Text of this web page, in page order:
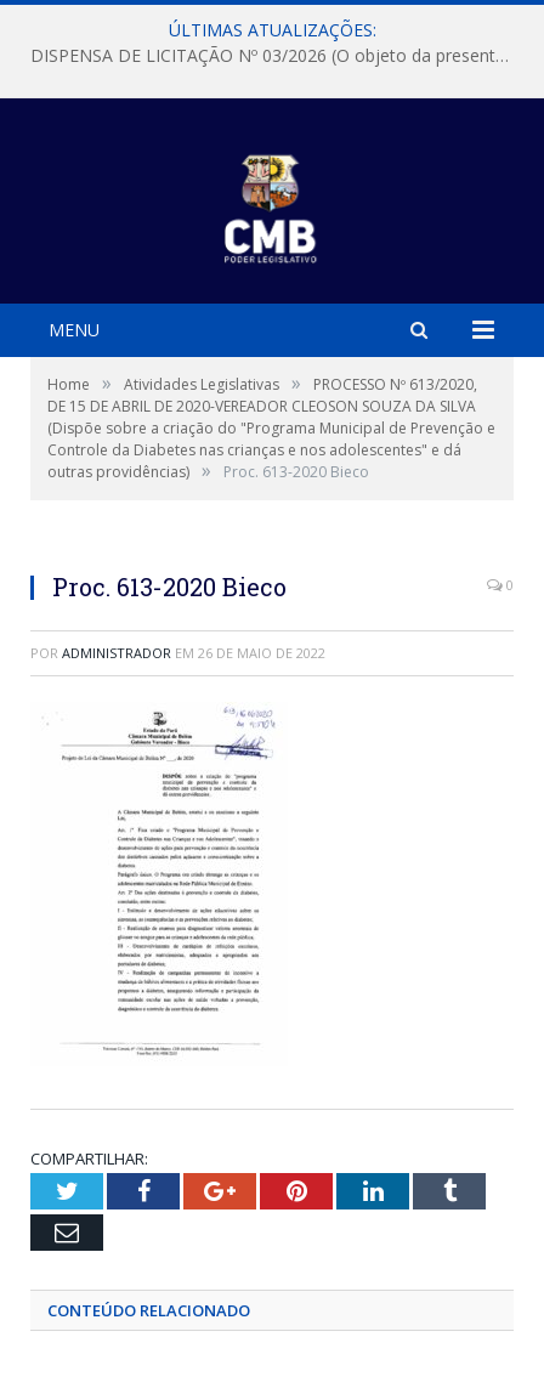
ÚLTIMAS ATUALIZAÇÕES:
DISPENSA DE LICITAÇÃO Nº 03/2026 (O objeto da presente dispensa é a escolha da proposta mais vantajosa para a aquisição, de aparelhos de ar condicionado, tipo Split, com material de instalação e fogão industrial, conforme condições, quantidades e exigências estabelecidas no termo de referencia e neste aviso de contratação direta e seus anexos)
MENU
Home » Atividades Legislativas »
PROCESSO Nº 613/2020,
DE 15 DE ABRIL DE 2020-VEREADOR CLEOSON SOUZA DA SILVA
(Dispõe sobre a criação do "Programa Municipal de Prevenção e
Controle da Diabetes nas crianças e nos adolescentes" e dá
outras providências) » Proc. 613-2020 Bieco
Proc. 613-2020 Bieco 0
POR ADMINISTRADOR EM 26 DE MAIO DE 2022
COMPARTILHAR:
TwitterFacebookGoogle+PinterestLinkedInTumblr
Email
CONTEÚDO RELACIONADO